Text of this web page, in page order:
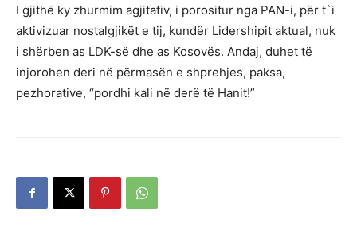
I gjithë ky zhurmim agjitativ, i porositur nga PAN-i, për t`i
aktivizuar nostalgjikët e tij, kundër Lidershipit aktual, nuk
i shërben as LDK-së dhe as Kosovës. Andaj, duhet të
injorohen deri në përmasën e shprehjes, paksa,
pezhorative, “pordhi kali në derë të Hanit!”